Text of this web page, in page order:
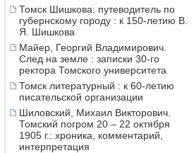
Томск Шишкова: путеводитель по
губернскому городу : к 150-летию В.
Я. Шишкова
Майер, Георгий Владимирович.
След на земле : записки 30-го
ректора Томского университета
Томск литературный : к 60-летию
писательской организации
Шиловский, Михаил Викторович.
Томский погром 20 – 22 октября
1905 г.: хроника, комментарий,
интерпретация